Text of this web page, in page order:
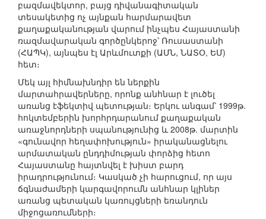
բազմավեկտոր, բայց դիվանագիտական
տեսակետից ոչ այնքան հարմարավետ
քաղաքականության վարում ինչպես Հայաստանի
ռազմավարական գործընկերոջ՝ Ռուսաստանի
(ՀԱՊԿ), այնպես էլ Արևմուտքի (ԱՄՆ, ՆԱՏՕ, ԵՄ)
հետ։
Մեկ այլ հիմնախնդիր են ներքին
մարտահրավերները, որոնք անհնար է լուծել
առանց էֆեկտիվ պետության։ Երկու անգամ՝ 1999թ.
հոկտեմբերին խորհրդարանում քաղաքական
առաջնորդների սպանությունից և 2008թ. մարտին
«գունավոր հեղափոխություն» իրականացնելու
արմատական ընդդիմության փորձից հետո
Հայաստանը հայտնվել է խիստ բարդ
իրադրությունում։ Կասկած չի հարուցում, որ այս
ճգնաժամերի կարգավորումն անհնար կլիներ
առանց պետական կառույցների եռանդուն
միջոցառումների։